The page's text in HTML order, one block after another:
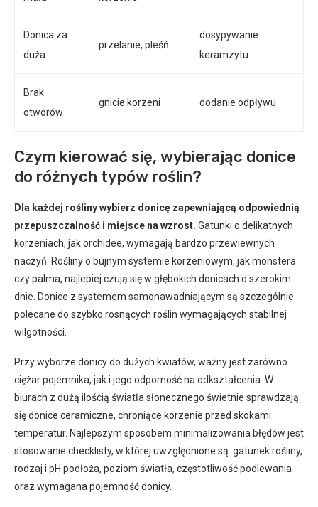
Donica za
duża
przelanie, pleśń
dosypywanie
keramzytu
Brak
otworów
gnicie korzeni dodanie odpływu
Czym kierować się, wybierając donice
do różnych typów roślin?
Dla każdej rośliny wybierz donicę zapewniającą odpowiednią
przepuszczalność i miejsce na wzrost. Gatunki o delikatnych
korzeniach, jak orchidee, wymagają bardzo przewiewnych
naczyń. Rośliny o bujnym systemie korzeniowym, jak monstera
czy palma, najlepiej czują się w głębokich donicach o szerokim
dnie. Donice z systemem samonawadniającym są szczególnie
polecane do szybko rosnących roślin wymagających stabilnej
wilgotności.
Przy wyborze donicy do dużych kwiatów, ważny jest zarówno
ciężar pojemnika, jak i jego odporność na odkształcenia. W
biurach z dużą ilością światła słonecznego świetnie sprawdzają
się donice ceramiczne, chroniące korzenie przed skokami
temperatur. Najlepszym sposobem minimalizowania błędów jest
stosowanie checklisty, w której uwzględnione są: gatunek rośliny,
rodzaj i pH podłoża, poziom światła, częstotliwość podlewania
oraz wymagana pojemność donicy.